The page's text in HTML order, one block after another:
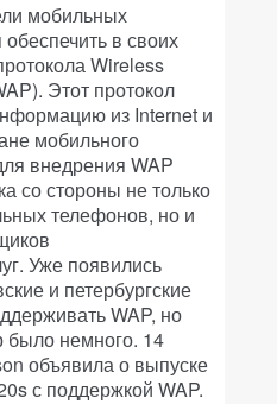
мобильных
в своих
Wireless
Этот протокол
из Internet и
мобильного
внедрения WAP
со стороны не только
телефонов, но и
Уже появились
и петербургские
WAP, но
было немного. 14
объявила о выпуске
с поддержкой WAP.